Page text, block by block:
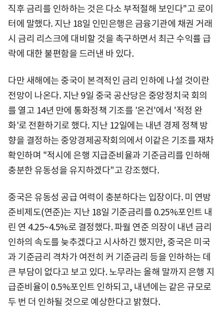
직후 금리를 인하하는 것은 다소 부적절해 보인다"고 로이
터에 말했다. 지난 18일 인민은행은 금융기관에 채권 거래
시 금리 리스크에 대비할 것을 촉구하면서 최근 수익률 급
락에 대한 불편함을 드러낸 바 있다.
다만 새해에는 중국이 본격적인 금리 인하에 나설 것이란
전망이 나온다. 지난 9일 중국 공산당은 중앙정치국 회의
를 열고 14년 만에 통화정책 기조를 '온건'에서 '적정 완
화'로 전환하기로 했다. 지난 12일에는 내년 경제 정책 방
향을 결정하는 중앙경제공작회의에서 이같은 기조를 재차
확인하며 "적시에 은행 지급준비율과 기준금리를 인하해
충분한 유동성을 유지하겠다"고 강조했다.
중국은 유동성 공급 여력이 충분하다는 입장이다. 미 연방
준비제도(연준)는 지난 18일 기준금리를 0.25%포인트 내
린 연 4.25~4.5%로 결정했다. 파월 연준 의장이 내년 금리
인하의 속도를 늦추겠다고 시사하긴 했지만, 중국은 미국
과 기준금리 격차가 여전히 커 기준금리 등을 인하하는 데
큰 부담이 없다고 보고 있다. 노무라는 올해 말까지 은행 지
급준비율이 0.5%포인트 인하되고, 내년에는 같은 규모로
두 번 더 인하될 것으로 예상한다고 밝혔다.